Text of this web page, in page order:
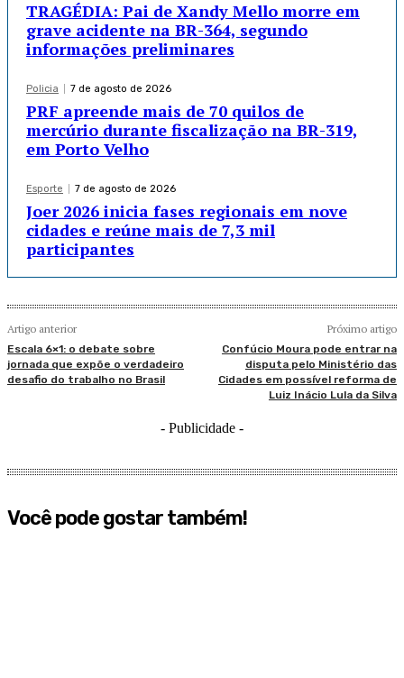
TRAGÉDIA: Pai de Xandy Mello morre em
grave acidente na BR-364, segundo
informações preliminares
Policia 7 de agosto de 2026
PRF apreende mais de 70 quilos de
mercúrio durante fiscalização na BR-319,
em Porto Velho
Esporte 7 de agosto de 2026
Joer 2026 inicia fases regionais em nove
cidades e reúne mais de 7,3 mil
participantes
Artigo anterior
Escala 6×1: o debate sobre
jornada que expõe o verdadeiro
desafio do trabalho no Brasil
Próximo artigo
Confúcio Moura pode entrar na
disputa pelo Ministério das
Cidades em possível reforma de
Luiz Inácio Lula da Silva
- Publicidade -
Você pode gostar também!